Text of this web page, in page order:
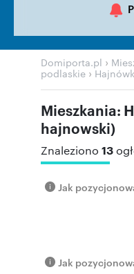
Domiporta.pl ›
podlaskie ›
Mieszkania:
hajnowski)
Znaleziono 13
Jak
Jak